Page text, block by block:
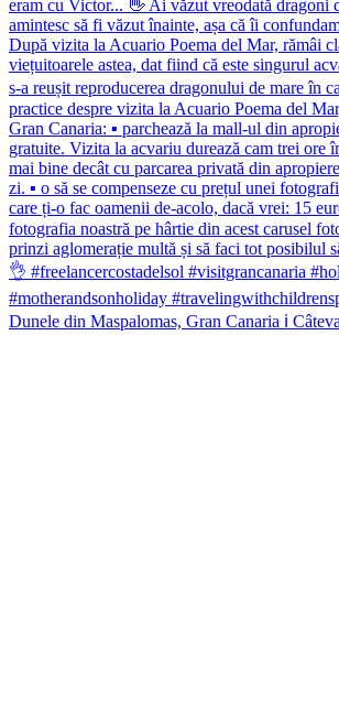
Dunele din Maspalomas, Gran Canaria ℹ️